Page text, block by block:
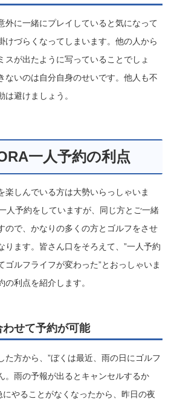
に一緒にプレイしていると気になって
けづらくなってしまいます。他の人から
スが出たように写っていることでしょ
ないのは自分自身のせいです。他人も不
避けましょう。
一人予約の利点
しんでいる方は大勢いらっしゃいま
人予約をしていますが、同じ方とご一緒
ので、かなりの多くの方とゴルフをさせ
ります。皆さん口をそろえて、”一人予約
ゴルフライフが変わった”とおっしゃいま
利点を紹介します。
せて予約が可能
方から、”ぼくは最近、雨の日にゴルフ
。雨の予報が出るとキャンセルするか
にやることがなくなったから、昨日の夜